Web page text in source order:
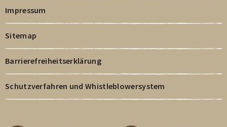
Impressum
Sitemap
Barrierefreiheitserklärung
Schutzverfahren und Whistleblowersystem